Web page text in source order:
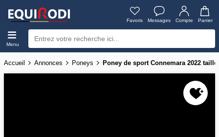
Favoris Messages Compte Panier
Menu
Accueil Annonces Poneys Poney de sport Connemara 2022 taille